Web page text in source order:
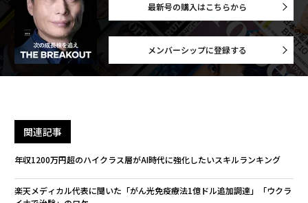
最新号の購入はこちらから
メンバーシップに登録する
関連記事
年収1200万円超のハイクラス層がAI時代に強化したいスキルランキング
楽天メディカル代表に聞いた「がん光免疫療法1億ドル追加調達」「ウクラ